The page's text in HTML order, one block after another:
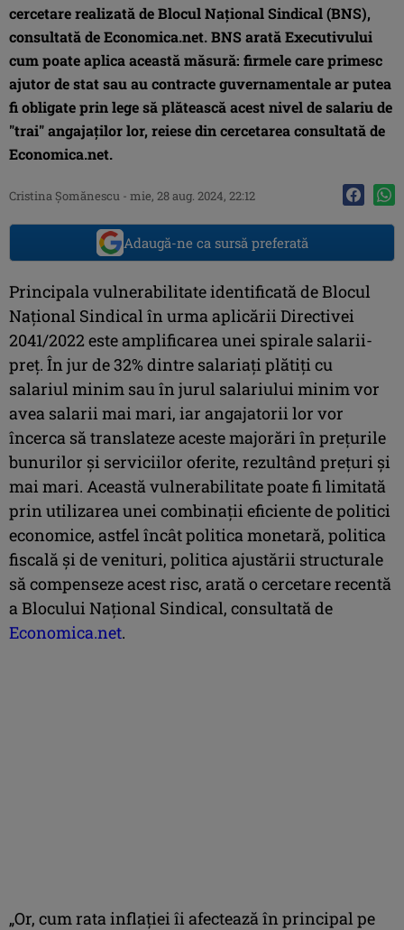
cercetare realizată de Blocul Naţional Sindical (BNS),
consultată de Economica.net. BNS arată Executivului
cum poate aplica această măsură: firmele care primesc
ajutor de stat sau au contracte guvernamentale ar putea
fi obligate prin lege să plătească acest nivel de salariu de
"trai" angajaţilor lor, reiese din cercetarea consultată de
Economica.net.
Cristina Şomănescu - mie, 28 aug. 2024, 22:12
Adaugă-ne ca sursă preferată
Principala vulnerabilitate identificată de Blocul
Naţional Sindical în urma aplicării Directivei
2041/2022 este amplificarea unei spirale salarii-
preţ. În jur de 32% dintre salariați plătiţi cu
salariul minim sau în jurul salariului minim vor
avea salarii mai mari, iar angajatorii lor vor
încerca să translateze aceste majorări în prețurile
bunurilor și serviciilor oferite, rezultând prețuri şi
mai mari. Această vulnerabilitate poate fi limitată
prin utilizarea unei combinaţii eficiente de politici
economice, astfel încât politica monetară, politica
fiscală și de venituri, politica ajustării structurale
să compenseze acest risc, arată o cercetare recentă
a Blocului Naţional Sindical, consultată de
Economica.net.
„Or, cum rata inflaţiei îi afectează în principal pe